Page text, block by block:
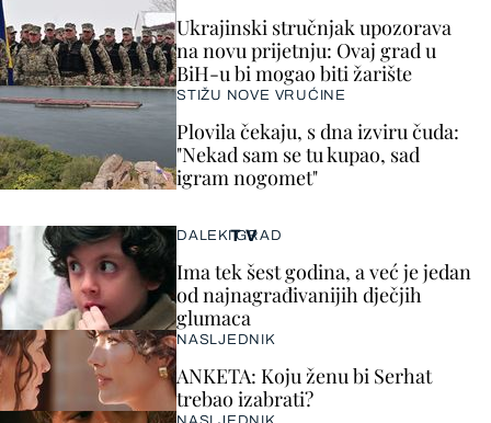
Ukrajinski stručnjak upozorava
na novu prijetnju: Ovaj grad u
BiH-u bi mogao biti žarište
STIŽU NOVE VRUĆINE
Plovila čekaju, s dna izviru čuda:
"Nekad sam se tu kupao, sad
igram nogomet"
TV
DALEKI GRAD
Ima tek šest godina, a već je jedan
od najnagrađivanijih dječjih
glumaca
NASLJEDNIK
ANKETA: Koju ženu bi Serhat
trebao izabrati?